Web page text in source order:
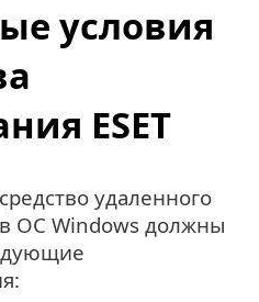
условия
ESET
удаленного
в ОС Windows должны